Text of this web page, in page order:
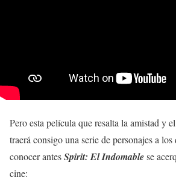
Pero esta película que resalta la amistad y
traerá consigo una serie de personajes a
conocer antesSpirit: El Indomablese
cine: